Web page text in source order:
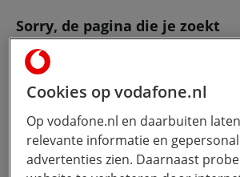
Sorry, de pagina die je zoekt
bestaat
niet meer. Gebruik de zoekbalk
om je vraag te stellen.
Wat wil je weten?Hoe meer jij
typt, hoe beter onze Ai werkt.
Cookies op vodafone.nl
Op vodafone.nl en daarbuiten
relevante informatie en
advertenties zien. Daarnaast